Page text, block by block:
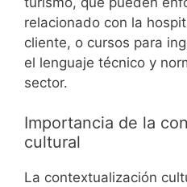
relacionado con la
cliente, o cursos para
el lenguaje técnico y
sector.
Importancia de la
cultural
La contextualización